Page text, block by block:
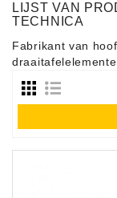
Regio
Toetsen
Instrumenten
Hifi
LIJST VAN
TECHNICA
Fabrikant van